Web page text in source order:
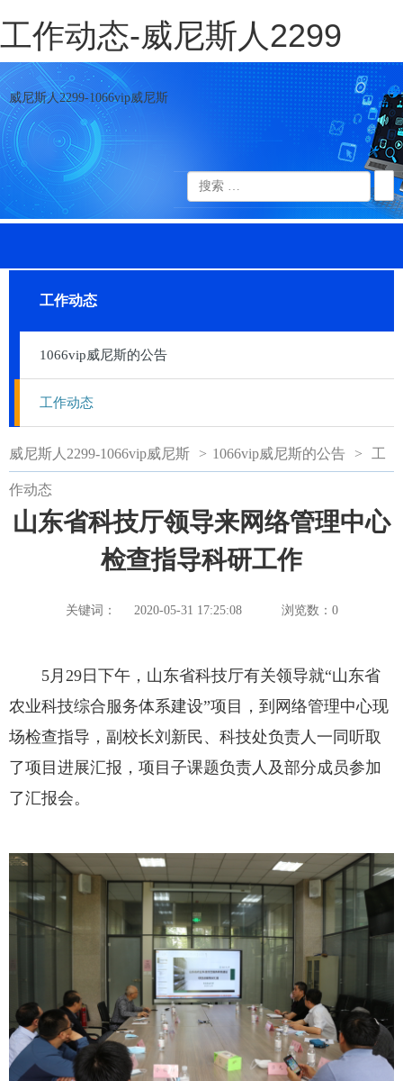
工作动态-威尼斯人2299
威尼斯人2299-1066vip威尼斯
工作动态
1066vip威尼斯的公告
工作动态
威尼斯人2299-1066vip威尼斯 > 1066vip威尼斯的公告 > 工
作动态
山东省科技厅领导来网络管理中心
检查指导科研工作
关键词： 2020-05-31 17:25:08 浏览数： 0
5月29日下午，山东省科技厅有关领导就“山东省
农业科技综合服务体系建设”项目，到网络管理中心现
场检查指导，副校长刘新民、科技处负责人一同听取
了项目进展汇报，项目子课题负责人及部分成员参加
了汇报会。